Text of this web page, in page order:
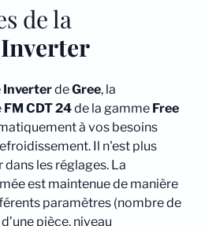
de la
Inverter
InverterdeGree, la
FM CDT 24de la gamme Free
à vos besoins
Il n'est plus
les réglages. La
est maintenue de manière
paramètres (nombre de
pièce, niveau